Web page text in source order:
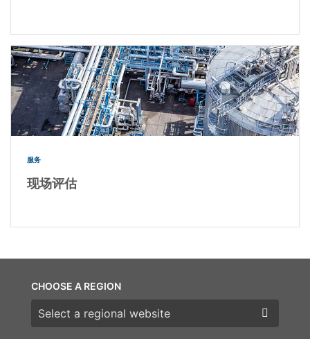
服务
现场评估
CHOOSE A REGION
Choose a region